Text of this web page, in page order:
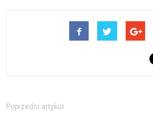
Poprzedni artykuł